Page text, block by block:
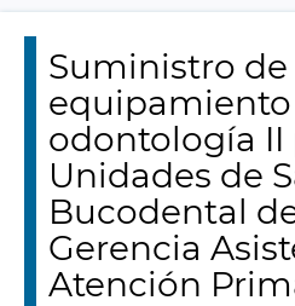
Suministro de
odontología II
Unidades de
Bucodental
Gerencia
Atención